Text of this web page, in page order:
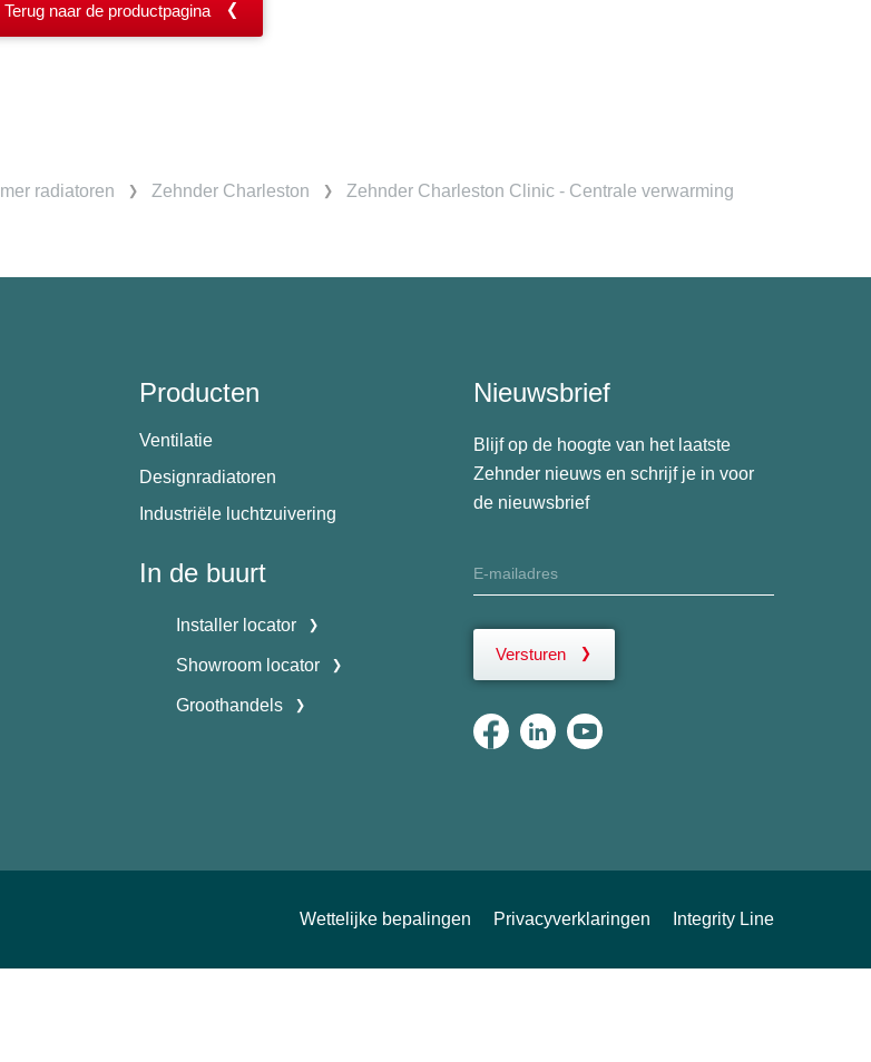
Terug naar de productpagina
radiatoren Zehnder Charleston
Zehnder Charleston Clinic - Centrale verwarming
Producten
Ventilatie
Designradiatoren
Industriële luchtzuivering
In de buurt
Installer locator
Showroom locator
Groothandels
Nieuwsbrief
Blijf op de hoogte van het laatste
Zehnder nieuws en schrijf je in voor
de nieuwsbrief
Versturen
Wettelijke bepalingen Privacyverklaringen Integrity Line